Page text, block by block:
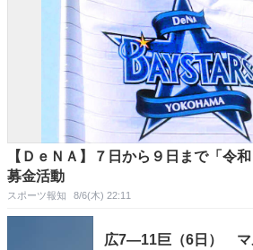
【ＤｅＮＡ】７日から９日まで「令
募金活動
スポーツ報知 8/6(木) 22:11
広7―11巨（6日） マ